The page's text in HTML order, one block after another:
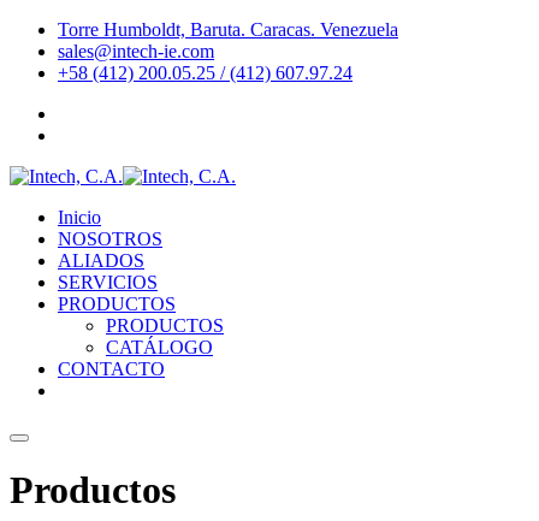
Skip
content
Torre Humboldt, Baruta. Caracas. Venezuela
sales@intech-ie.com
+58 (412) 200.05.25 / (412) 607.97.24
Inicio
NOSOTROS
ALIADOS
SERVICIOS
PRODUCTOS
PRODUCTOS
CATÁLOGO
CONTACTO
Productos